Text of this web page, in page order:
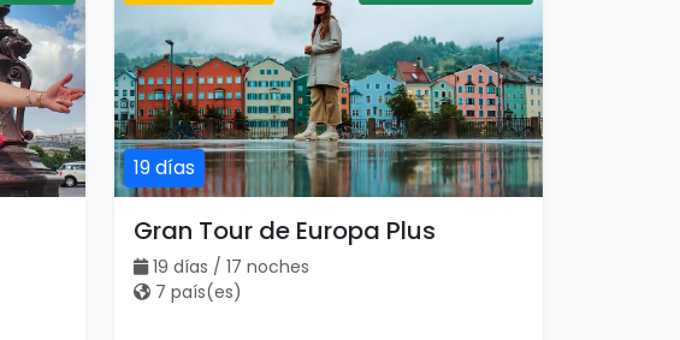
19 días
Gran Tour de Europa Plus
19 días / 17 noches
7 país(es)